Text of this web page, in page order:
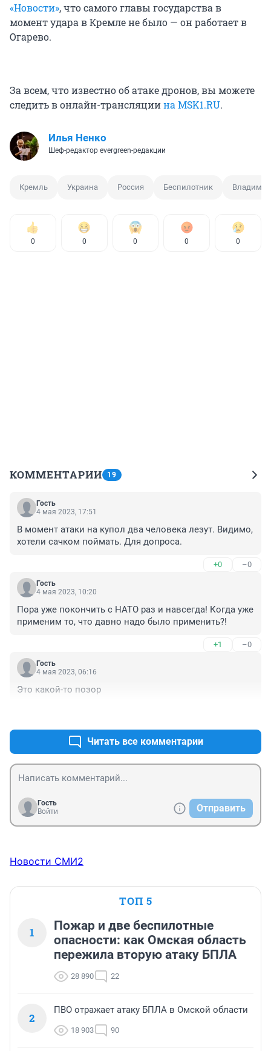
«Новости», что самого главы государства в
момент удара в Кремле не было — он работает в
Огарево.
За всем, что известно об атаке дронов, вы можете
следить в онлайн-трансляциина MSK1.RU.
Илья Ненко
Шеф-редактор evergreen-редакции
Кремль Украина Россия Беспилотник
0 0 0 0 0
КОММЕНТАРИИ 19
Гость
4 мая 2023, 17:51
В момент атаки на купол два человека лезут. Видимо,
хотели сачком поймать. Для допроса.
+0 –0
Гость
4 мая 2023, 10:20
Пора уже покончить с НАТО раз и навсегда! Когда уже
применим то, что давно надо было применить?!
+1 –0
Гость
4 мая 2023, 06:16
Это какой-то позор
Читать все комментарии
Гость
Войти
Отправить
Новости СМИ2
ТОП 5
1
Пожар и две беспилотные
опасности: как Омская область
пережила вторую атаку БПЛА
28 890 22
2
ПВО отражает атаку БПЛА в Омской области
18 903 90